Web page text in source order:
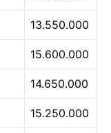
13.550.000
15.600.000
14.650.000
15.250.000